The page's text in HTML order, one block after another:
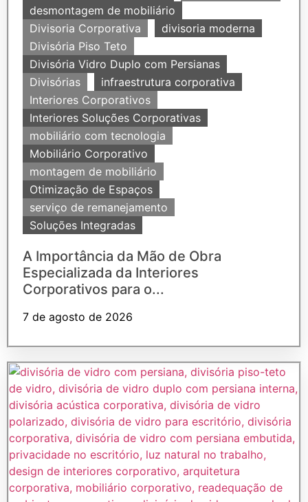
desmontagem de mobiliário
Divisoria Corporativa
divisoria moderna
Divisória Piso Teto
Divisória Vidro Duplo com Persianas
Divisórias
infraestrutura corporativa
Interiores Corporativos
Interiores Soluções Corporativas
mobiliário com tecnologia
Mobiliário Corporativo
montagem de mobiliário
Otimização de Espaços
serviço de remanejamento
Soluções Integradas
A Importância da Mão de Obra
Especializada da Interiores
Corporativos para o...
7 de agosto de 2026